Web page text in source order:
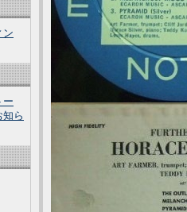
ン
ー
知ら